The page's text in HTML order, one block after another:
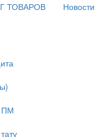
ТОВАРОВ Новости
ПМ